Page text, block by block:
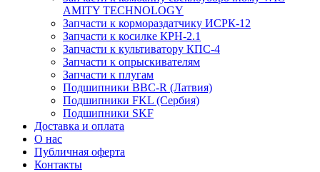
AMITY TECHNOLOGY
Запчасти к кормораздатчику ИСРК-12
Запчасти к косилке КРН-2.1
Запчасти к культиватору КПС-4
Запчасти к опрыскивателям
Запчасти к плугам
Подшипники BBC-R (Латвия)
Подшипники FKL (Сербия)
Подшипники SKF
Доставка и оплата
О нас
Публичная оферта
Контакты